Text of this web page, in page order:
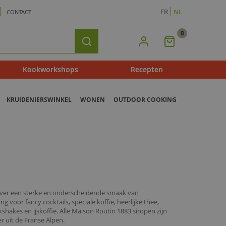
CONTACT FR NL
Zoeken Mijn
0
Kookworkshops Recepten
KRUIDENIERSWINKEL WONEN OUTDOOR COOKING
een sterke en onderscheidende smaak van
voor fancy cocktails, speciale koffie, heerlijke thee,
en ijskoffie. Alle Maison Routin 1883 siropen zijn
uit de Franse Alpen.